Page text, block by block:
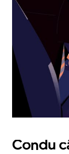
în
jos.
Închide
calendarul
apăsând
pe
butonul
Escape.
Condu